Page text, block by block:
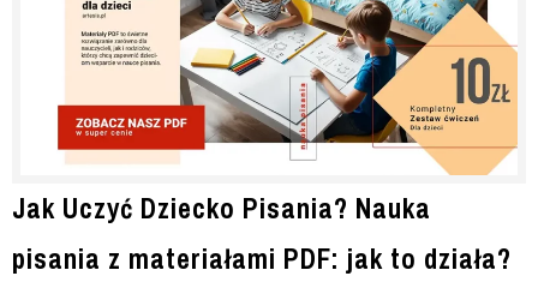
Jak Uczyć Dziecko Pisania? Nauka
pisania z materiałami PDF: jak to działa?